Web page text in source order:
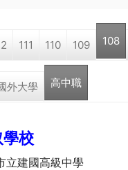
111 110 109 108
外大學 高中職
校
立建國高級中學